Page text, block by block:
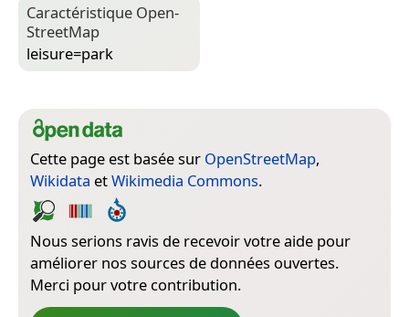
Caractéristique Open­
Street­Map
leisure=­park
Cette page est basée sur OpenStreetMap,
Wikidata etWikimedia Commons.
Nous serions ravis de recevoir votre aide pour
améliorer nos sources de données ouvertes.
Merci pour votre contribution.